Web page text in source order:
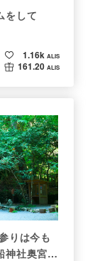
をして
1.16k ALIS
161.20 ALIS
りは今も
社奥宮を